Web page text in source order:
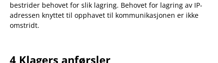
bestrider behovet for slik lagring. Behovet for lagring av IP-
adressen knyttet til opphavet til kommunikasjonen er ikke
omstridt.
4 Klagers anførsler